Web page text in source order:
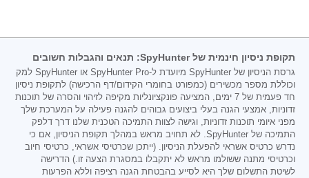
תקופת ניסיון חינמית של SpyHunter: תנאים והגבלות חשובים
גרסת הניסיון של SpyHunter מיועדת ל-SpyHunter Pro או SpyHunter למק
וכוללת מספר מכשירים (כמפורט בחומרי הקידום/דף הרכישה) לתקופת ניסיון
חד פעמית של 7 ימים, המציעה פונקציונליות מקיפה לזיהוי והסרה של תוכנות
זדוניות, אמצעי הגנה בעלי ביצועים גבוהים להגנה פעילה על המערכת שלך
מפני איומי תוכנות זדוניות, וגישה לצוות התמיכה הטכנית שלנו דרך דלפק
התמיכה של SpyHunter. לא תחויב מראש במהלך תקופת הניסיון, אם כי
נדרש כרטיס אשראי להפעלת הניסיון. (ייתכן שכרטיסי אשראי, כרטיסי חיוב
וכרטיסי מתנה ששולמו מראש לא יתקבלו במסגרת הצעה זו.) הדרישה
לשיטת התשלום שלך היא לסייע בהבטחת הגנה רציפה וללא הפרעות